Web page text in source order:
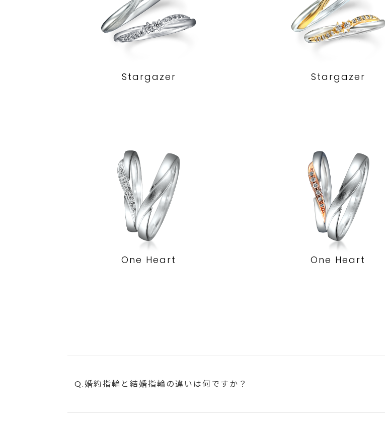
Stargazer Stargazer
One Heart One Heart
Q.婚約指輪と結婚指輪の違いは何ですか？